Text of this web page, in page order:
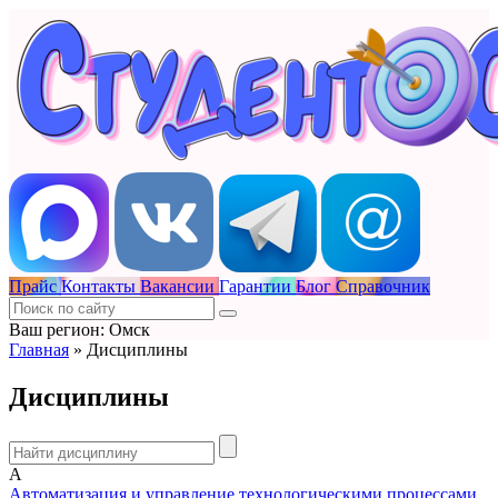
Прайс Контакты Вакансии Гарантии Блог Справочник
Ваш регион: Омск
Главная » Дисциплины
Дисциплины
А
Автоматизация и управление технологическими процессами